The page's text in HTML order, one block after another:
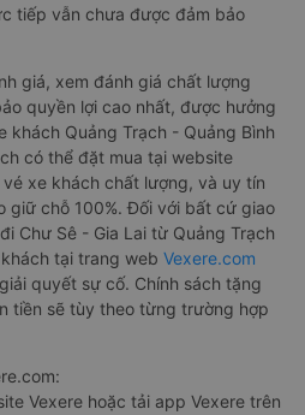
tiếp vẫn chưa được đảm bảo
giá, xem đánh giá chất lượng
quyền lợi cao nhất, được hưởng
khách Quảng Trạch - Quảng Bình
có thể đặt mua tại website
xe khách chất lượng, và uy tín
giữ chỗ 100%. Đối với bất cứ giao
Chư Sê - Gia Lai từ Quảng Trạch
tại trang web Vexere.com
quyết sự cố. Chính sách tặng
tiền sẽ tùy theo từng trường hợp
Vexere hoặc tải app Vexere trên